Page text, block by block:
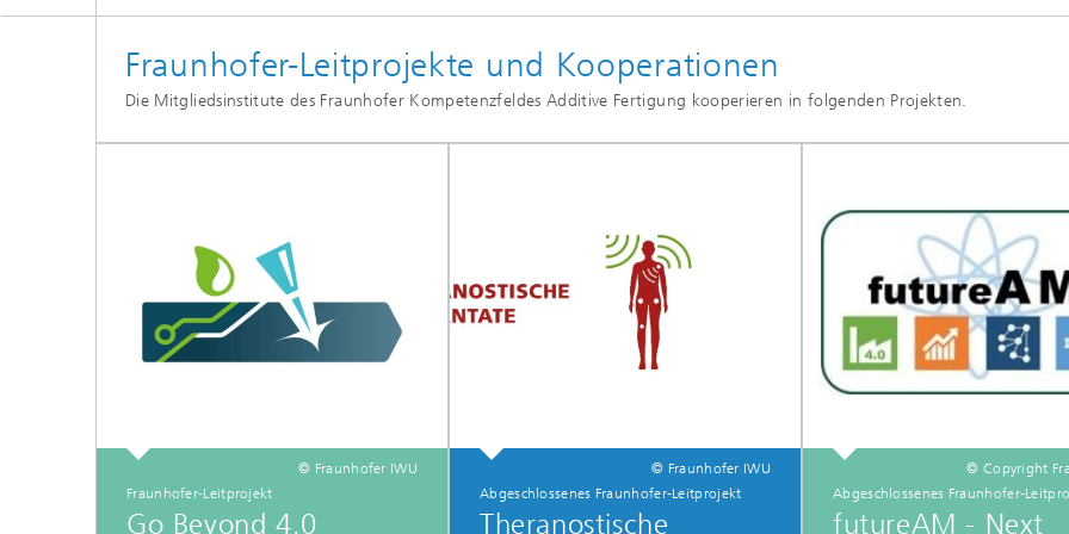
Fraunhofer-Leitprojekte und Kooperationen
Die Mitgliedsinstitute des Fraunhofer Kompetenzfeldes Additive Fertigung kooperieren in folgenden Projekten.
© Fraunhofer IWU
Fraunhofer-Leitprojekt
Go Beyond 4.0
© Fraunhofer IWU
Abgeschlossenes Fraunhofer-Leitprojekt
Theranostische
© Copyright
Abgeschlossenes Fraunhofer-
futureAM - Next